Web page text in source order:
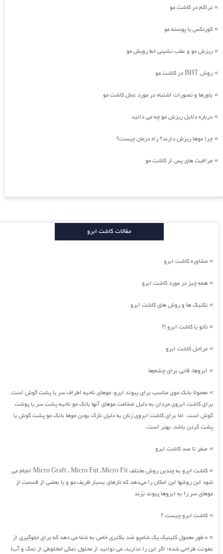
» تراکم در کاشت مو
» کورتکس یا پوسته مو
» ریزش مو و عقب نشینی خط رویش مو
» روش BHT در کاشت مو
» باورها و تصورات اشتباه در مورد عمل کاشت مو
» درباره دلایل ریزش مو چه می دانید
» چرا موها ریزش دارند؟ راه درمان چیست؟
» مراقبت های پس از کاشت مو
مقالات کاشت ابرو
» مشاوره کاشت ابرو
» همه چیز در مورد کاشت ابرو
» تکنیک ها و روش های کاشت ابرو
» تاتو یا کاشت ابرو !؟
» مراحل کاشت ابرو
» ابروها، قابی برای چشم‌ها
» معمولا بانک موی مناسب برای پیوند ابرو، موهای ناحیه اطراف سر یا پشت گوش است.
برای کاشت ابروی مردان به دلیل ضخامت موهای آنها بانک مو ناحیه پشت سر یا پوشت
گوش است. اما برای کاشت ابروی زنان به دلیل نازک بودن موها بانک مو پشت گوش یا
پشت گردن باشد، بهتر است.
» صفر تا صد کاشت ابرو
»
کاشت ابرو به چندین روش مختلف Micro Graft ، Micro Fut ،Micro Fit انجام می
شود این روشها این امکان را می‌دهد که تارهای بسیار ظریف مو و یا بعضی از قسمت از
موهای سر را به ابروها پیوند بزند
» کاشت ابرو چیست ؟
» ه طور معمول کلینیک یک شامپو ضد باکتری خاص به شما می دهد که برای جلوگیری از
عفونت طراحی شده؛ اگر این را ندارید، می توانید از محلول نمکی (مخلوطی از نمک و آب)